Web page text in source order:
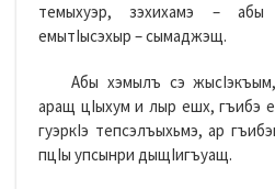
темыхуэр, зэхихамэ – абы
емытIысэхыр – сымаджэщ.
Абы хэмылъ сэ
аращ цIыхум и лыр ешх, гъибэ
гуэркIэ тепсэлъыхьмэ, ар
пцIы упсынри дыщIигъуащ.